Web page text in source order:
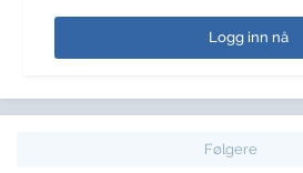
Logg inn nå
Følgere